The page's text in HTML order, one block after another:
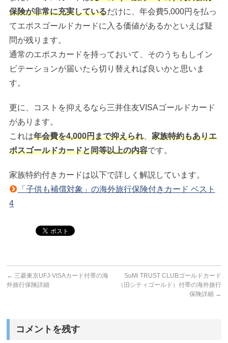
保険が非常に充実しているだけに、年会費5,000円を払っ
てエポスゴールドカードに入る価値があるかといえば疑
問が残ります。
通常のエポスカードを持っておいて、そのうちもしイン
ビテーションが届いたら切り替えれば良いかと思いま
す。
更に、コストを抑えるなら三井住友VISAゴールドカード
があります。
これは年会費を4,000円まで抑えられ 、家族特約もありエ
ポスゴールドカードと同等以上の内容です。
家族特約付きカードは以下で詳しく解説しています。
「子供も補償対象」の海外旅行保険付きカード ベスト
4
← 三菱東京UFJ-VISAカード付帯の海
外旅行保険詳細
SuMi TRUST CLUBゴールドカード
（旧シティゴールド）付帯の海外旅行
保険詳細 →
コメントを残す